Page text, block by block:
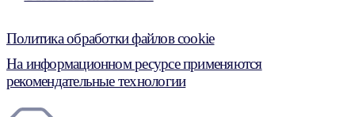
Политика обработки файлов cookie
На информационном ресурсе применяются
рекомендательные технологии